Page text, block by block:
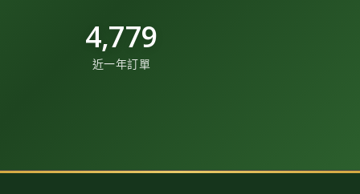
4,779
近一年訂單